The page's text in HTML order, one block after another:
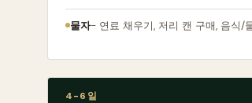
물자- 연료 채우기, 저리 캔 구매, 음식/
4-6일